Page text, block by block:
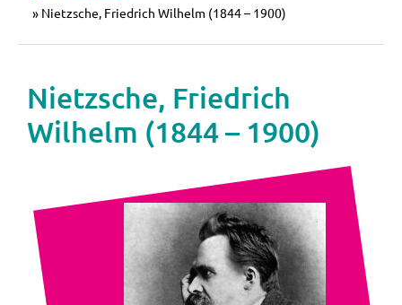
» Nietzsche, Friedrich Wilhelm (1844 – 1900)
Nietzsche, Friedrich
Wilhelm (1844 – 1900)